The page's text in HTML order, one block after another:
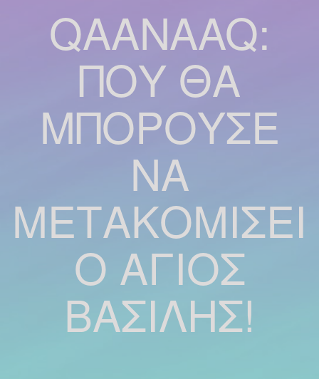
QAANAAQ:
ΠΟΎ ΘΑ
ΜΠΟΡΟΎΣΕ
ΝΑ
ΜΕΤΑΚΟΜΊΣΕΙ
Ο ΆΓΙΟΣ
ΒΑΣΊΛΗΣ!